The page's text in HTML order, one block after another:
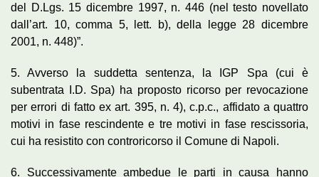
del D.Lgs. 15 dicembre 1997, n. 446 (nel testo novellato
dall’art. 10, comma 5, lett. b), della legge 28 dicembre
2001, n. 448)”.
5. Avverso la suddetta sentenza, la IGP Spa (cui è
subentrata I.D. Spa) ha proposto ricorso per revocazione
per errori di fatto ex art. 395, n. 4), c.p.c., affidato a quattro
motivi in fase rescindente e tre motivi in fase rescissoria,
cui ha resistito con controricorso il Comune di Napoli.
6. Successivamente ambedue le parti in causa hanno